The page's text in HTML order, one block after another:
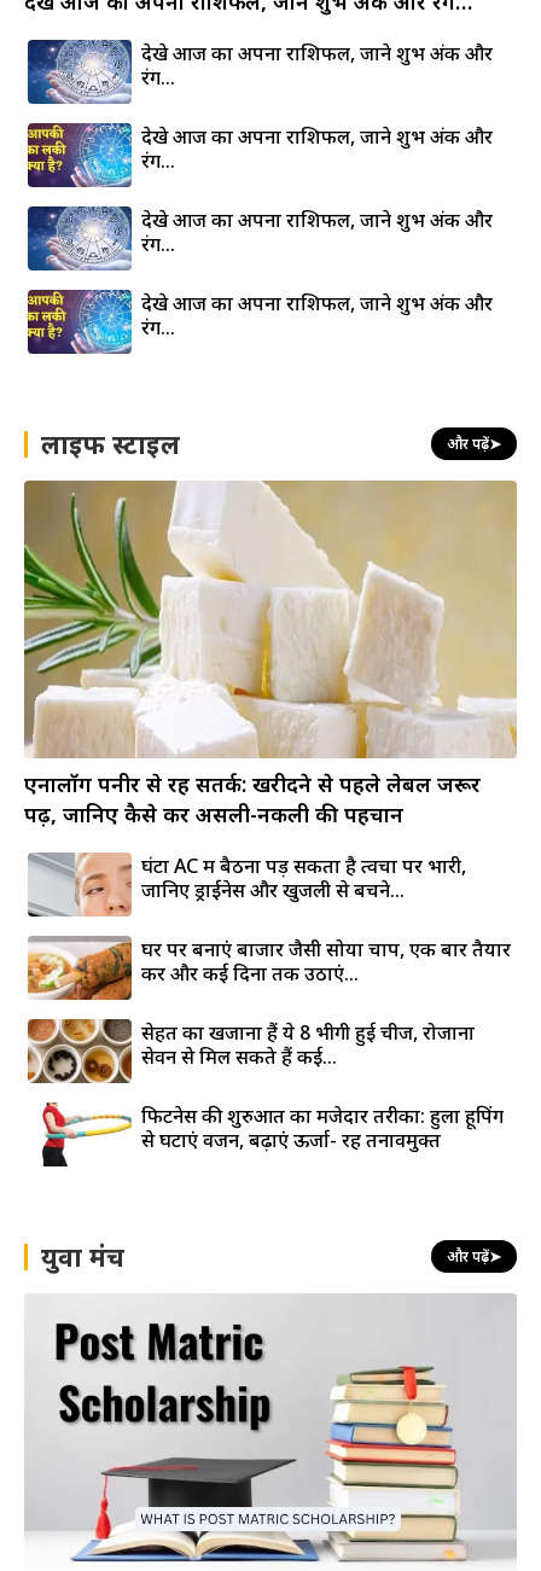
देखे आज का अपना राशिफल, जाने शुभ अंक और
रंग…
देखे आज का अपना राशिफल, जाने शुभ अंक और
रंग…
देखे आज का अपना राशिफल, जाने शुभ अंक और
रंग…
देखे आज का अपना राशिफल, जाने शुभ अंक और
रंग…
लाइफ स्टाइल और पढ़ें➤
एनालॉग पनीर से रहें सतर्क: खरीदने से पहले लेबल जरूर
पढ़ें, जानिए कैसे करें असली-नकली की पहचान
घंटों AC में बैठना पड़ सकता है त्वचा पर भारी,
जानिए ड्राईनेस और खुजली से बचने...
घर पर बनाएं बाजार जैसी सोया चाप, एक बार तैयार
करें और कई दिनों तक उठाएं...
सेहत का खजाना हैं ये 8 भीगी हुई चीजें, रोजाना
सेवन से मिल सकते हैं कई...
फिटनेस की शुरुआत का मजेदार तरीका: हुला हूपिंग
से घटाएं वजन, बढ़ाएं ऊर्जा- रहें तनावमुक्त
युवा मंच और पढ़ें➤